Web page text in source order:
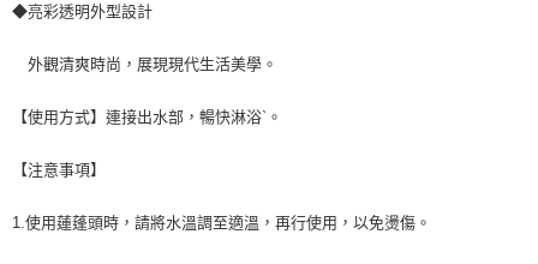
◆亮彩透明外型設計
外觀清爽時尚，展現現代生活美學。
【使用方式】連接出水部，暢快淋浴`。
【注意事項】
1.使用蓮蓬頭時，請將水溫調至適溫，再行使用，以免燙傷。